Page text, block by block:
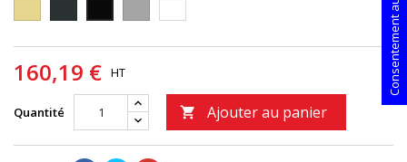
160,19 € HT
Quantité  Ajouter au panier